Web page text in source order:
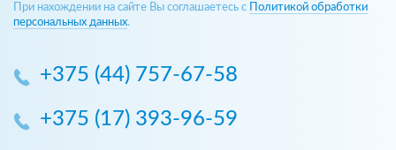
При нахождении на сайте Вы соглашаетесь с
Политикой обработки
персональных данных.
+375 (44) 757-67-58
+375 (17) 393-96-59